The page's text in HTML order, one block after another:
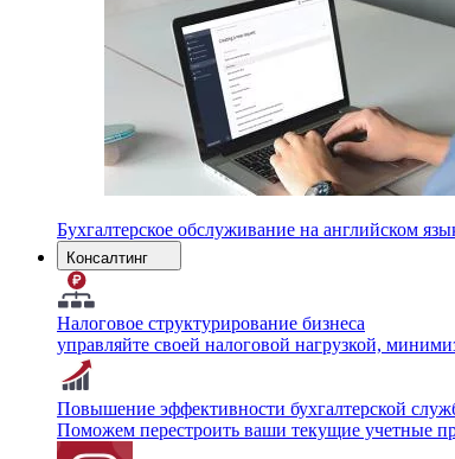
Бухгалтерское обслуживание на английском
Консалтинг
Налоговое структурирование бизнеса
управляйте своей налоговой нагрузкой,
Повышение эффективности бухгалтерской
Поможем перестроить ваши текущие учетные